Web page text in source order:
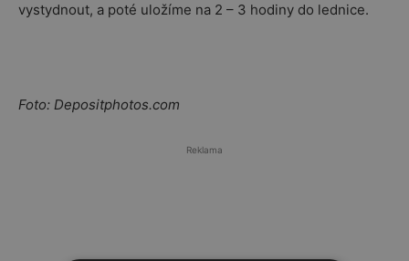
vystydnout, a poté uložíme na 2 – 3 hodiny do lednice.
Foto: Depositphotos.com
Reklama